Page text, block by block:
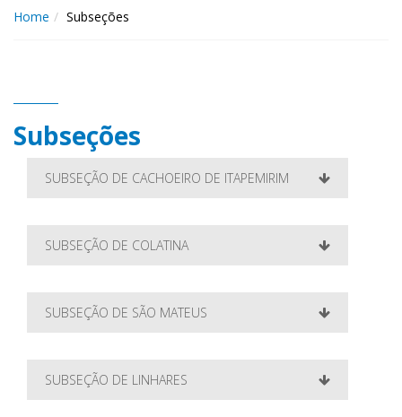
Home Subseções
Subseções
SUBSEÇÃO DE CACHOEIRO DE ITAPEMIRIM
SUBSEÇÃO DE COLATINA
SUBSEÇÃO DE SÃO MATEUS
SUBSEÇÃO DE LINHARES